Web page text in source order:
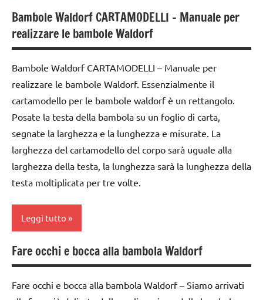
TUTORIAL
TUTTI GLI
ARGOMENTI
TUTTI GLI
ARTICOLI
VITA
PRATICA
cucito
TUTTI GLI
ARGOMENTI
TUTTI GLI
ARTICOLI
bambole
6
anni
EBOOK
taglio
cucito
TUTORIAL
ARGOMENTI
PER ETA'
TUTTI GLI
ARTICOLI
Bambole Waldorf CARTAMODELLI – Manuale per
realizzare le bambole Waldorf
Bambole Waldorf CARTAMODELLI – Manuale per
realizzare le bambole Waldorf. Essenzialmente il
cartamodello per le bambole waldorf è un rettangolo.
Posate la testa della bambola su un foglio di carta,
segnate la larghezza e la lunghezza e misurate. La
larghezza del cartamodello del corpo sarà uguale alla
larghezza della testa, la lunghezza sarà la lunghezza della
testa moltiplicata per tre volte.
Leggi tutto
bambole
Fare occhi e bocca alla bambola Waldorf
Fare occhi e bocca alla bambola Waldorf – Siamo arrivati